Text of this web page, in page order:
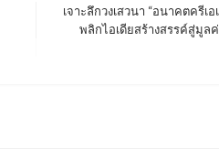
เจาะลึกวงเสวนา “อนาคตครีเ
พลิกไอเดียสร้างสรรค์สู่มูล